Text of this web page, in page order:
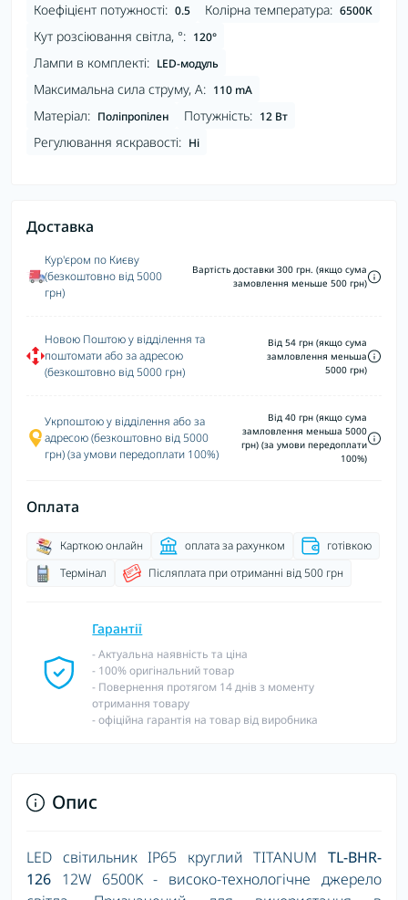
Коефіцієнт потужності: 0.5 Колірна температура: 6500К
Кут розсіювання світла, °: 120°
Лампи в комплекті: LED-модуль
Максимальна сила струму, А: 110 mA
Матеріал: Поліпропілен Потужність: 12 Вт
Регулювання яскравості: Ні
Доставка
Кур'єром по Києву
(безкоштовно від 5000
грн)
Вартість доставки 300 грн. (якщо сума
замовлення меньше 500 грн)
Новою Поштою у відділення та
поштомати або за адресою
(безкоштовно від 5000 грн)
Від 54 грн (якщо сума
замловлення меньша
5000 грн)
Укрпоштою у відділення або за
адресою (безкоштовно від 5000
грн) (за умови передоплати 100%)
Від 40 грн (якщо сума
замловлення меньша 5000
грн) (за умови передоплати
100%)
Оплата
Карткою онлайн оплата за рахунком
готівкою
Термінал
Післяплата при отриманні від 500 грн
Гарантії
- Актуальна наявність та ціна
- 100% оригінальний товар
- Повернення протягом 14 днів з моменту
отримання товару
- офіційна гарантія на товар від виробника
Опис
LED світильник IP65 круглий TITANUM TL-BHR-
126 12W 6500K - високо-технологічне джерело